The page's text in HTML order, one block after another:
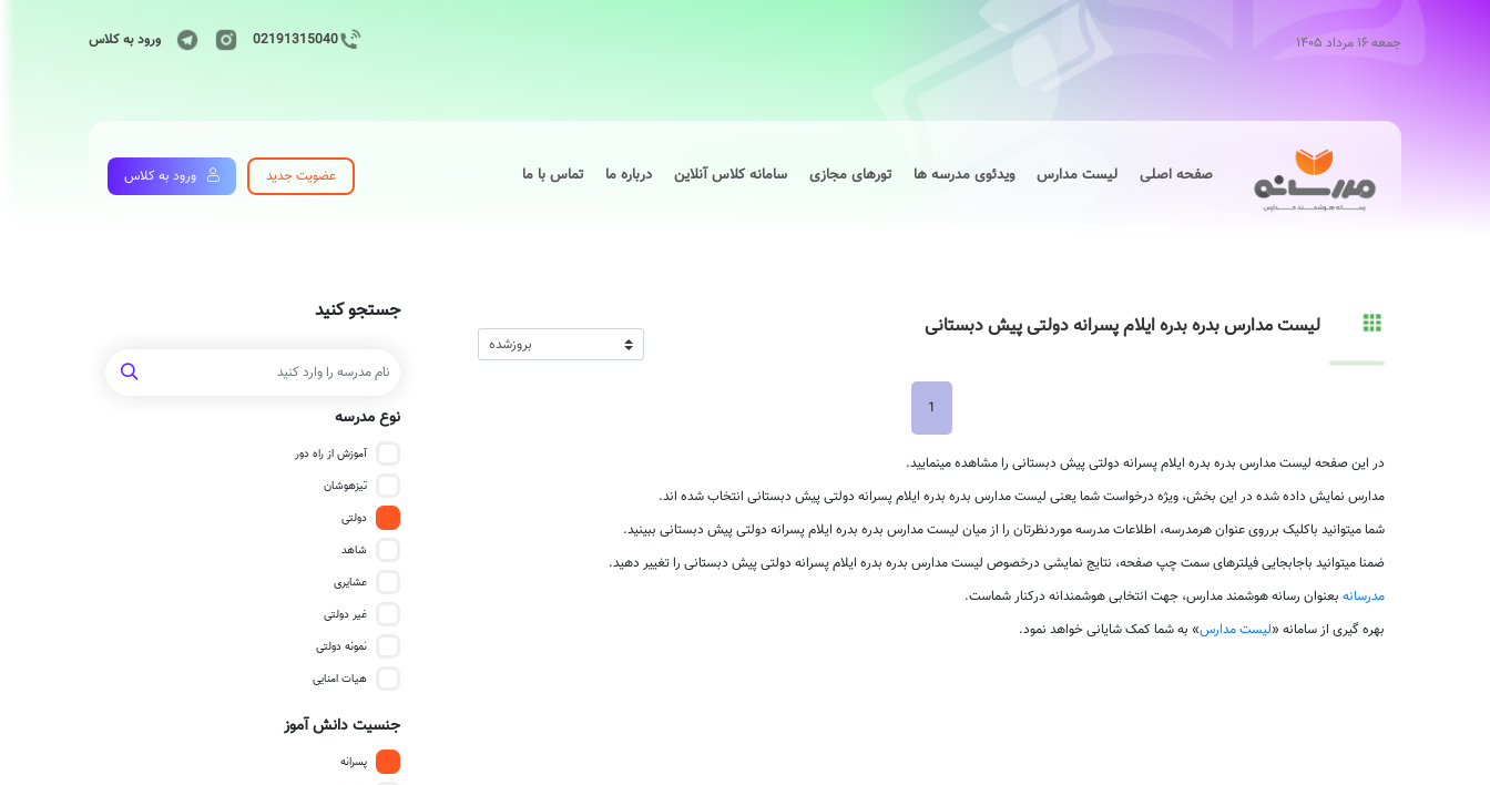
جمعه ۱۶ مرداد ۱۴۰۵ 02191315040 ورود به کلاس
صفحه اصلی لیست مدارس ویدئوی مدرسه ها تورهای مجازی سامانه کلاس آنلاین درباره ما تماس با ما عضویت جدید ورود به کلاس
جستجو کنید
نوع مدرسه
آموزش از راه دور
تیزهوشان
دولتی
شاهد
عشایری
غیر دولتی
نمونه دولتی
هیات امنایی
جنسیت دانش آموز
پسرانه
لیست مدارس بدره بدره ایلام پسرانه دولتی پیش دبستانی
1
در این صفحه لیست مدارس بدره بدره ایلام پسرانه دولتی پیش دبستانی را مشاهده مینمایید.
مدارس نمایش داده شده در این بخش، ویژه درخواست شما یعنی لیست مدارس بدره بدره ایلام پسرانه دولتی پیش دبستانی انتخاب شده اند.
شما میتوانید باکلیک برروی عنوان هرمدرسه، اطلاعات مدرسه موردنظرتان را از میان لیست مدارس بدره بدره ایلام پسرانه دولتی پیش دبستانی ببینید.
ضمنا میتوانید باجابجایی فیلترهای سمت چپ صفحه، نتایج نمایشی درخصوص لیست مدارس بدره بدره ایلام پسرانه دولتی پیش دبستانی را تغییر دهید.
مدرسانه بعنوان رسانه هوشمند مدارس، جهت انتخابی هوشمندانه درکنار شماست.
بهره گیری از سامانه «لیست مدارس» به شما کمک شایانی خواهد نمود.